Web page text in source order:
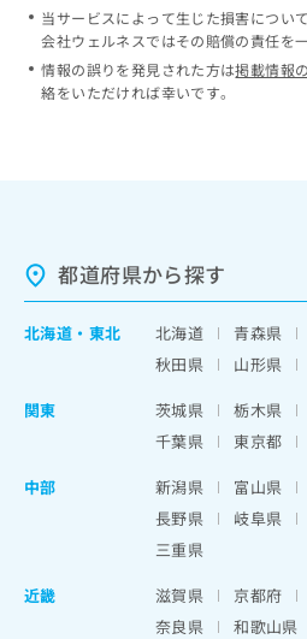
当サービスによって生じた損害につい
会社ウェルネスではその賠償の責任を
情報の誤りを発見された方は掲載情報
絡をいただければ幸いです。
都道府県から探す
北海道 ・ 東北 北海道 青森県
秋田県
山形県
関東
茨城県 栃木県
千葉県
東京都
中部
新潟県 富山県
長野県
岐阜県
三重県
近畿
滋賀県 京都府
奈良県
和歌山県